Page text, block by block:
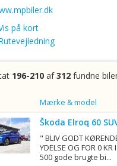
på kort
196-210 af312 fundne
Mærke & model
Škoda Elroq 60
" BLIV GODT
YDELSE OG FOR 0
500 gode brugte bi...